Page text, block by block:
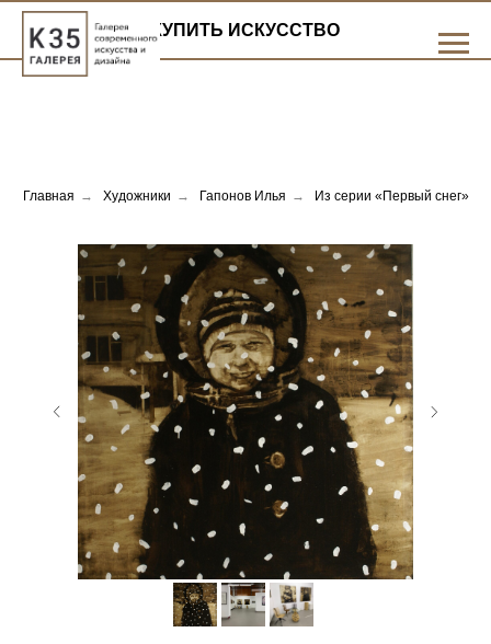
КУПИТЬ ИСКУССТВО
Главная → Художники → Гапонов Илья → Из серии «Первый снег»